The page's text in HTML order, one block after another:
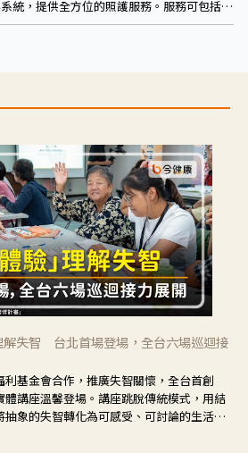
統，提供全方位的照護服務。服務可包括全
場諮詢服務，以及急診/門診治療、居家治
解失智 台北首場登場，全台六場巡迴接
基金會合作，推廣失智關懷，全台首創
體講座溫馨登場。講座跳脫傳統模式，用結
象的失智轉化為可感受、可討論的生活情